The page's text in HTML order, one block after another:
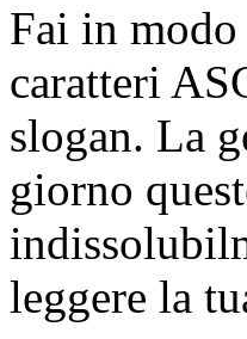
Fai in
caratteri
slogan. La
giorno
leggere la